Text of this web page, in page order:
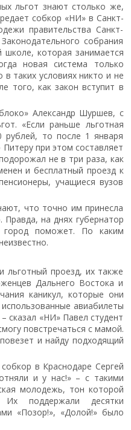
льгот знают столько же,
собкор «НИ» в Санкт-
правительства Санкт-
собрания
школе, которая занимается
новая система только
таких условиях никто и не
того, как закон вступит в
Александр Шуршев, с
«Если раньше льготная
рублей, то после 1 января
при этом составляет
не в три раза, как
и бесплатный проезд к
учащиеся вузов
что точно им принесла
на днях губернатор
город поможет. По каким
льготный проезд, их также
Дальнего Востока и
каникул, которые они
авиабилеты
сказал «НИ» Павел студент
повстречаться с мамой.
и найду подходящий
в Краснодаре Сергей
и у нас!» – с такими
молодежь, тон которой
Их поддержали десятки
«Позор!», «Долой!» было